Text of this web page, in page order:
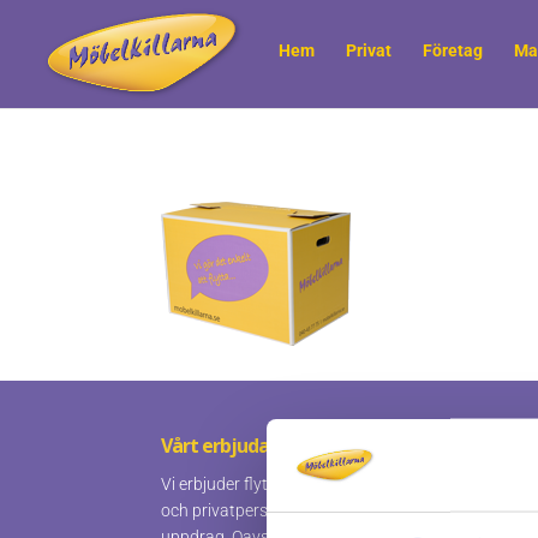
Hem Privat Företag
Vårt erbjudande
Vi erbjuder flyttningar och tillhörande tjänster åt
och privatpersoner som kräver ett prisvärt och